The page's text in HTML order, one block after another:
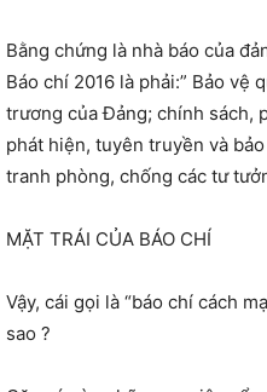
Bằng chứng là nhà báo của
Báo chí 2016 là phải:” Bảo vệ
trương của Đảng; chính sách,
phát hiện, tuyên truyền và
tranh phòng, chống các tư
MẶT TRÁI CỦA BÁO CHÍ
Vậy, cái gọi là “báo chí cách
sao ?